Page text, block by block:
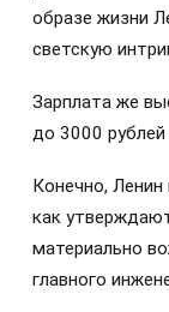
образе жизни
светскую
Зарплата же
до 3000 рублей
Конечно,
как
материально
главного